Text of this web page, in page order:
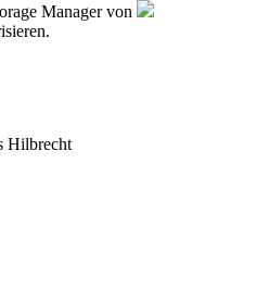
Manager von
Hilbrecht